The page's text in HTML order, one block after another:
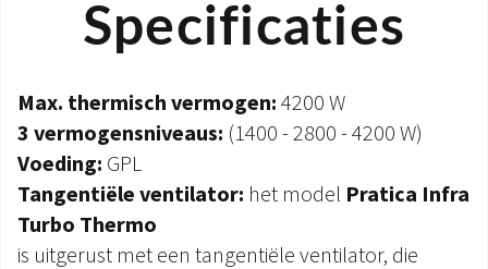
Specificaties
Max. thermisch vermogen: 4200 W
3 vermogensniveaus: (1400 - 2800 - 4200 W)
Voeding: GPL
Tangentiële ventilator: het model Pratica Infra
Turbo Thermo
is uitgerust met een tangentiële ventilator, die